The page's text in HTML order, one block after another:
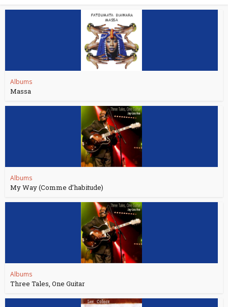
Albums
Massa
Albums
My Way (Comme d’habitude)
Albums
Three Tales, One Guitar